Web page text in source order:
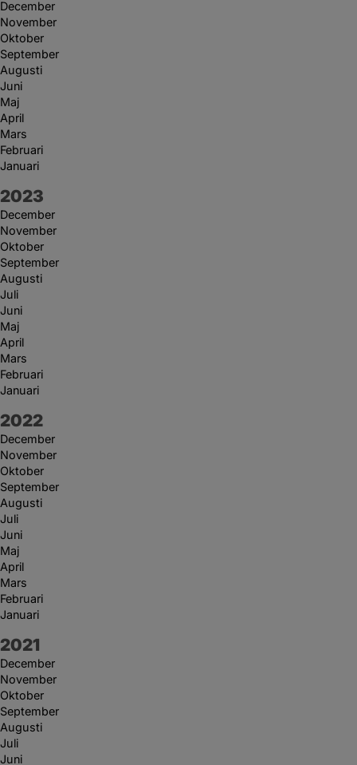
December
November
Oktober
September
Augusti
Juni
Maj
April
Mars
Februari
Januari
År:
2023
December
November
Oktober
September
Augusti
Juli
Juni
Maj
April
Mars
Februari
Januari
År:
2022
December
November
Oktober
September
Augusti
Juli
Juni
Maj
April
Mars
Februari
Januari
År:
2021
December
November
Oktober
September
Augusti
Juli
Juni